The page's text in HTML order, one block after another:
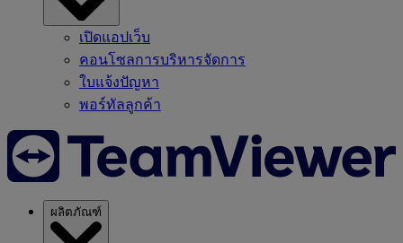
เปิดแอปเว็บ
คอนโซลการบริหารจัดการ
ใบแจ้งปัญหา
พอร์ทัลลูกค้า
ผลิตภัณฑ์